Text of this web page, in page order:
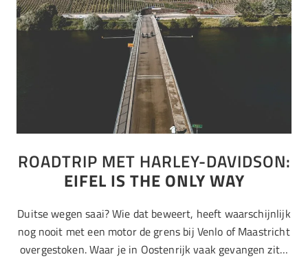
ROADTRIP MET HARLEY-DAVIDSON:
EIFEL IS THE ONLY WAY
Duitse wegen saai? Wie dat beweert, heeft waarschijnlijk
nog nooit met een motor de grens bij Venlo of Maastricht
overgestoken. Waar je in Oostenrijk vaak gevangen zit…